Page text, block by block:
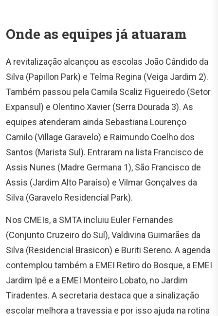
Onde as equipes já atuaram
A revitalização alcançou as escolas João Cândido da
Silva (Papillon Park) e Telma Regina (Veiga Jardim 2).
Também passou pela Camila Scaliz Figueiredo (Setor
Expansul) e Olentino Xavier (Serra Dourada 3). As
equipes atenderam ainda Sebastiana Lourenço
Camilo (Village Garavelo) e Raimundo Coelho dos
Santos (Marista Sul). Entraram na lista Francisco de
Assis Nunes (Madre Germana 1), São Francisco de
Assis (Jardim Alto Paraíso) e Vilmar Gonçalves da
Silva (Garavelo Residencial Park).
Nos CMEIs, a SMTA incluiu Euler Fernandes
(Conjunto Cruzeiro do Sul), Valdivina Guimarães da
Silva (Residencial Brasicon) e Buriti Sereno. A agenda
contemplou também a EMEI Retiro do Bosque, a EMEI
Jardim Ipê e a EMEI Monteiro Lobato, no Jardim
Tiradentes. A secretaria destaca que a sinalização
escolar melhora a travessia e por isso ajuda na rotina